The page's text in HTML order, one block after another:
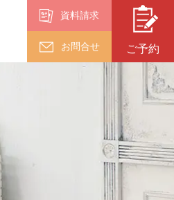
資料請求
お問合せ ご予約